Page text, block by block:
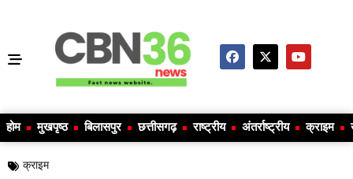
होम मुखपृष्ठ बिलासपुर छत्तीसगढ़ राष्ट्रीय अंतर्राष्ट्रीय क्राइम
क्राइम